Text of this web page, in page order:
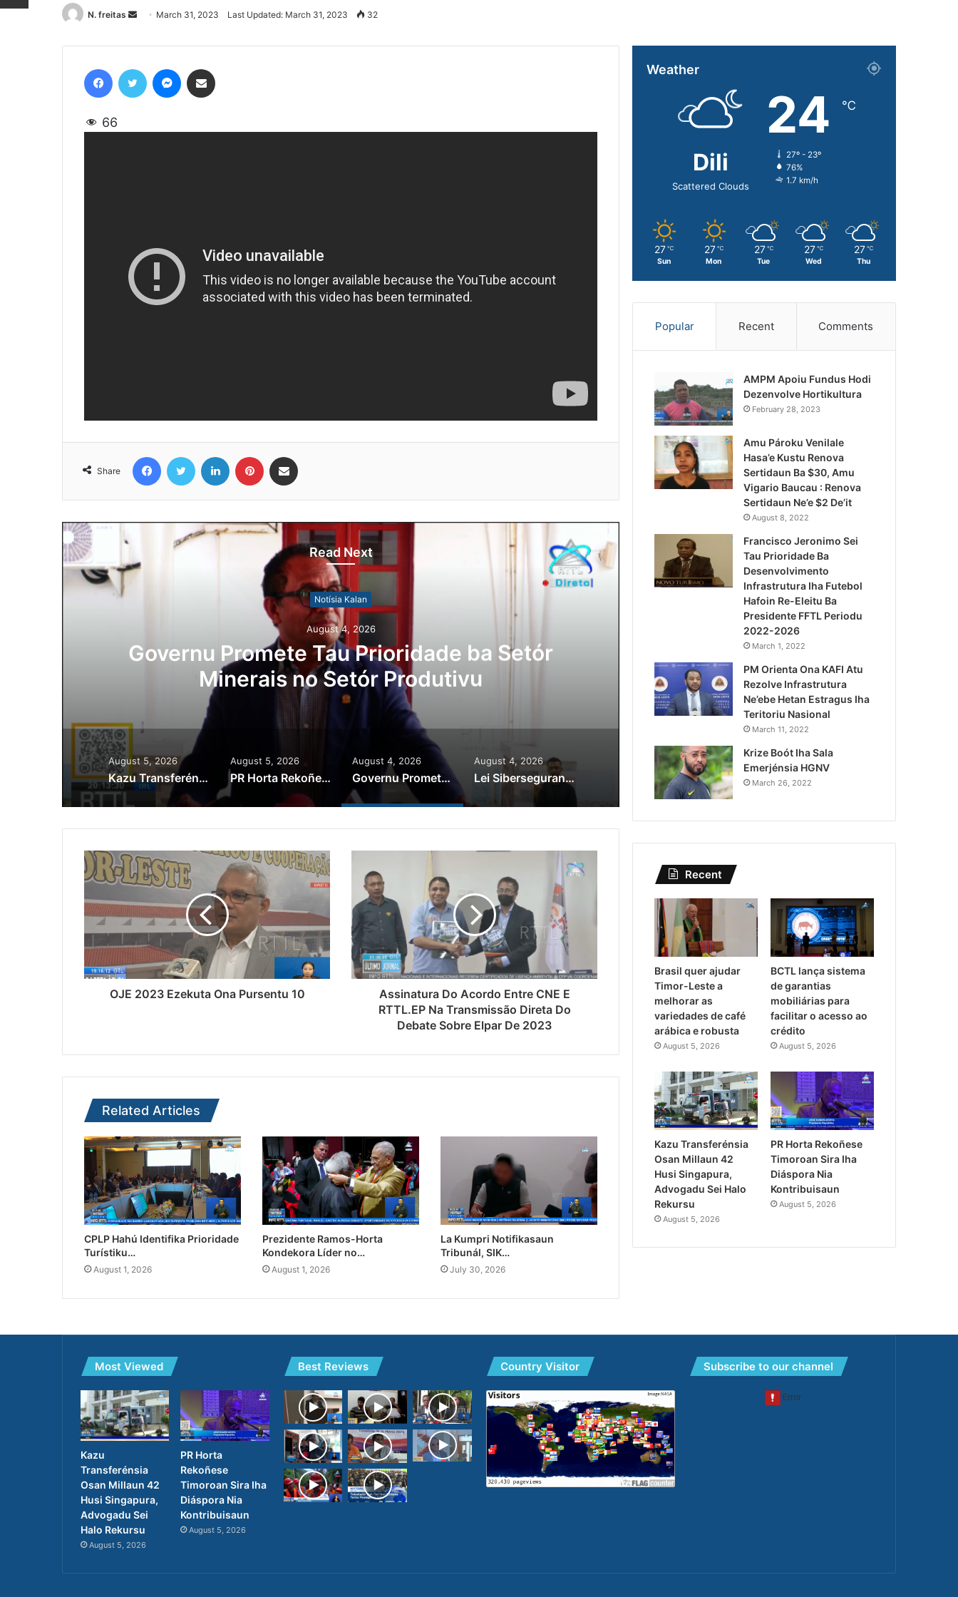
N. freitas
Send
email
March 31, 2023 Last Updated: March 31, 2023 32
66
Share
Read Next
Notísia Kalan
August 4, 2026
Governu Promete Tau Prioridade ba Setór
Minerais no Setór Produtivu
Lei Siberseguransa Ajuda
Kaptura Autór Kriminozu
Estranjeiru
August 5, 2026
Kazu Transferénsia Osan Millaun 42 Husi Singapura, Advogadu Sei Halo Rekursu
August 5, 2026
PR Horta Rekoñese Timoroan Sira Iha Diáspora Nia Kontribuisaun
August 4, 2026
Governu Promete Tau Prioridade ba Setór Minerais no Setór Produtivu
August 4, 2026
Lei Siberseguransa Ajuda Autoridade Polisiál Kaptura Autór Kriminozu ho Paradeiru Iha Estranjeiru
OJE 2023 Ezekuta Ona Pursentu 10
Assinatura Do Acordo Entre CNE E
RTTL.EP Na Transmissão Direta Do
Debate Sobre Elpar De 2023
Related Articles
CPLP Hahú Identifika Prioridade
Turístiku…
August 1, 2026
Prezidente Ramos-Horta
Kondekora Líder no…
August 1, 2026
La Kumpri Notifikasaun
Tribunál, SIK…
July 30, 2026
Weather
Dili
Scattered Clouds
24 ℃
27º - 23º
76%
1.7 km/h
27 ℃
Sun
27 ℃
Mon
27 ℃
Tue
27 ℃
Wed
27 ℃
Thu
Popular Recent Comments
AMPM Apoiu Fundus Hodi
Dezenvolve Hortikultura
February 28, 2023
Amu Pároku Venilale
Hasa’e Kustu Renova
Sertidaun Ba $30, Amu
Vigario Baucau : Renova
Sertidaun Ne’e $2 De’it
August 8, 2022
Francisco Jeronimo Sei
Tau Prioridade Ba
Desenvolvimento
Infrastrutura Iha Futebol
Hafoin Re-Eleitu Ba
Presidente FFTL Periodu
2022-2026
March 1, 2022
PM Orienta Ona KAFI Atu
Rezolve Infrastrutura
Ne’ebe Hetan Estragus Iha
Teritoriu Nasional
March 11, 2022
Krize Boót Iha Sala
Emerjénsia HGNV
March 26, 2022
Recent
Brasil quer ajudar
Timor-Leste a
melhorar as
variedades de café
arábica e robusta
August 5, 2026
BCTL lança sistema
de garantias
mobiliárias para
facilitar o acesso ao
crédito
August 5, 2026
Kazu Transferénsia
Osan Millaun 42
Husi Singapura,
Advogadu Sei Halo
Rekursu
August 5, 2026
PR Horta Rekoñese
Timoroan Sira Iha
Diáspora Nia
Kontribuisaun
August 5, 2026
Most Viewed
Kazu
Transferénsia
Osan Millaun 42
Husi Singapura,
Advogadu Sei
Halo Rekursu
August 5, 2026
PR Horta
Rekoñese
Timoroan Sira Iha
Diáspora Nia
Kontribuisaun
August 5, 2026
Best Reviews Country Visitor Subscribe to our channel